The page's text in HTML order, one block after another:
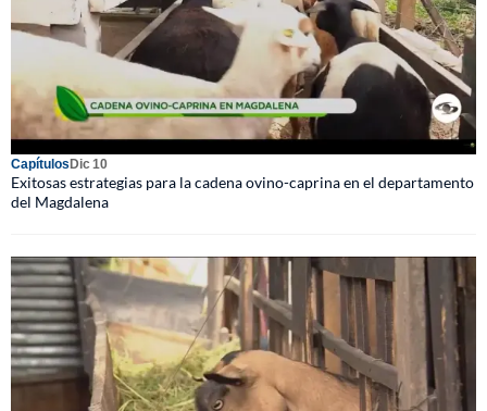
CapítulosDic 10
Exitosas estrategias para la cadena ovino-caprina en el departamento
del Magdalena